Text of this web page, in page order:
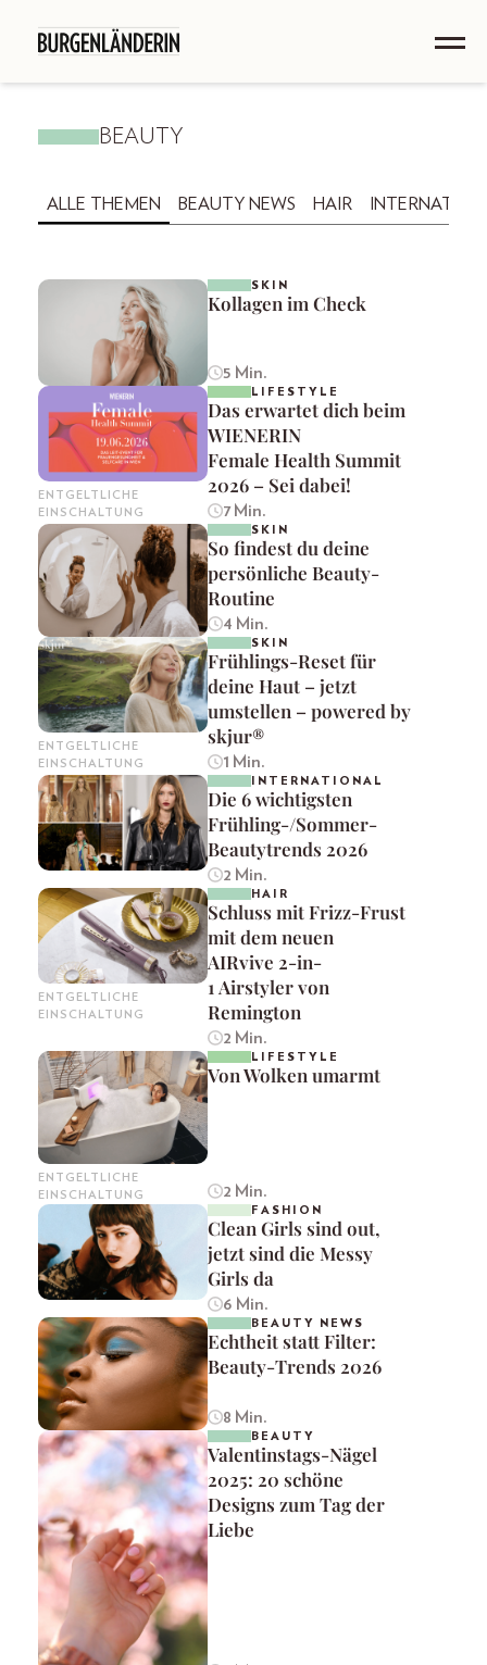
BEAUTY
ALLE THEMEN BEAUTY NEWS HAIR
SKIN
Kollagen im Check
5 Min.
ENTGELTLICHE
EINSCHALTUNG
LIFESTYLE
Das erwartet dich beim
WIENERIN
Female Health Summit
2026 – Sei dabei!
7 Min.
SKIN
So findest du deine
persönliche Beauty-
Routine
4 Min.
ENTGELTLICHE
EINSCHALTUNG
SKIN
Frühlings-Reset für
deine Haut – jetzt
umstellen – powered by
skjur®
1 Min.
INTERNATIONAL
Die 6 wichtigsten
Frühling-/Sommer-
Beautytrends 2026
2 Min.
ENTGELTLICHE
EINSCHALTUNG
HAIR
Schluss mit Frizz-Frust
mit dem neuen
AIRvive 2-in-
1 Airstyler von
Remington
2 Min.
ENTGELTLICHE
EINSCHALTUNG
LIFESTYLE
Von Wolken umarmt
2 Min.
FASHION
Clean Girls sind out,
jetzt sind die Messy
Girls da
6 Min.
BEAUTY NEWS
Echtheit statt Filter:
Beauty-Trends 2026
8 Min.
BEAUTY
Valentinstags-Nägel
2025: 20 schöne
Designs zum Tag der
Liebe